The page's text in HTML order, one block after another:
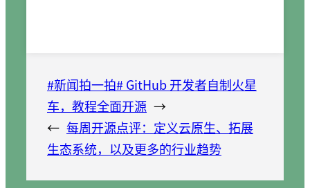
#新闻拍一拍# GitHub 开发者自制火星
车，教程全面开源 →
← 每周开源点评：定义云原生、拓展
生态系统，以及更多的行业趋势